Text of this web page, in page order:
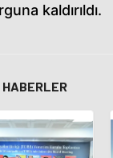
kaldırıldı.